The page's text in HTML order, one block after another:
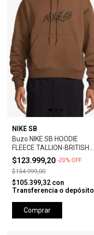
NIKE SB
Buzo NIKE SB HOODIE
FLEECE TALLION-BRITISH
TAN
$123.999,20 -20% OFF
$154.999,00
$105.399,32 con
Transferencia o depósito
Comprar